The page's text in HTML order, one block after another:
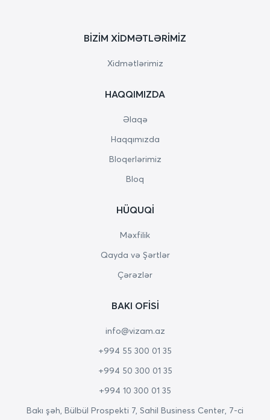
BIZIM XIDMƏTLƏRIMIZ
Xidmətlərimiz
HAQQIMIZDA
Əlaqə
Haqqımızda
Bloqerlərimiz
Bloq
HÜQUQI
Məxfilik
Qayda və Şərtlər
Çərəzlər
BAKI OFISI
info@vizam.az
+994 55 300 01 35
+994 50 300 01 35
+994 10 300 01 35
Bakı şəh, Bülbül Prospekti 7, Sahil Business Center, 7-ci